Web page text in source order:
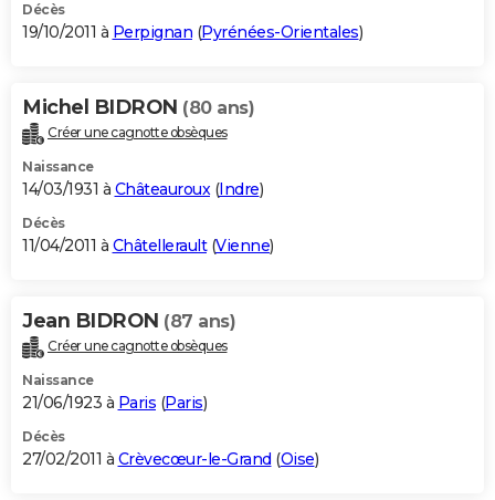
Décès
19/10/2011 à Perpignan (Pyrénées-Orientales)
Michel BIDRON (80 ans)
Créer une cagnotte obsèques
Naissance
14/03/1931 à Châteauroux(Indre)
Décès
11/04/2011 à Châtellerault(Vienne)
Jean BIDRON (87 ans)
Créer une cagnotte obsèques
Naissance
21/06/1923 à Paris (Paris)
Décès
27/02/2011 à Crèvecœur-le-Grand (Oise)